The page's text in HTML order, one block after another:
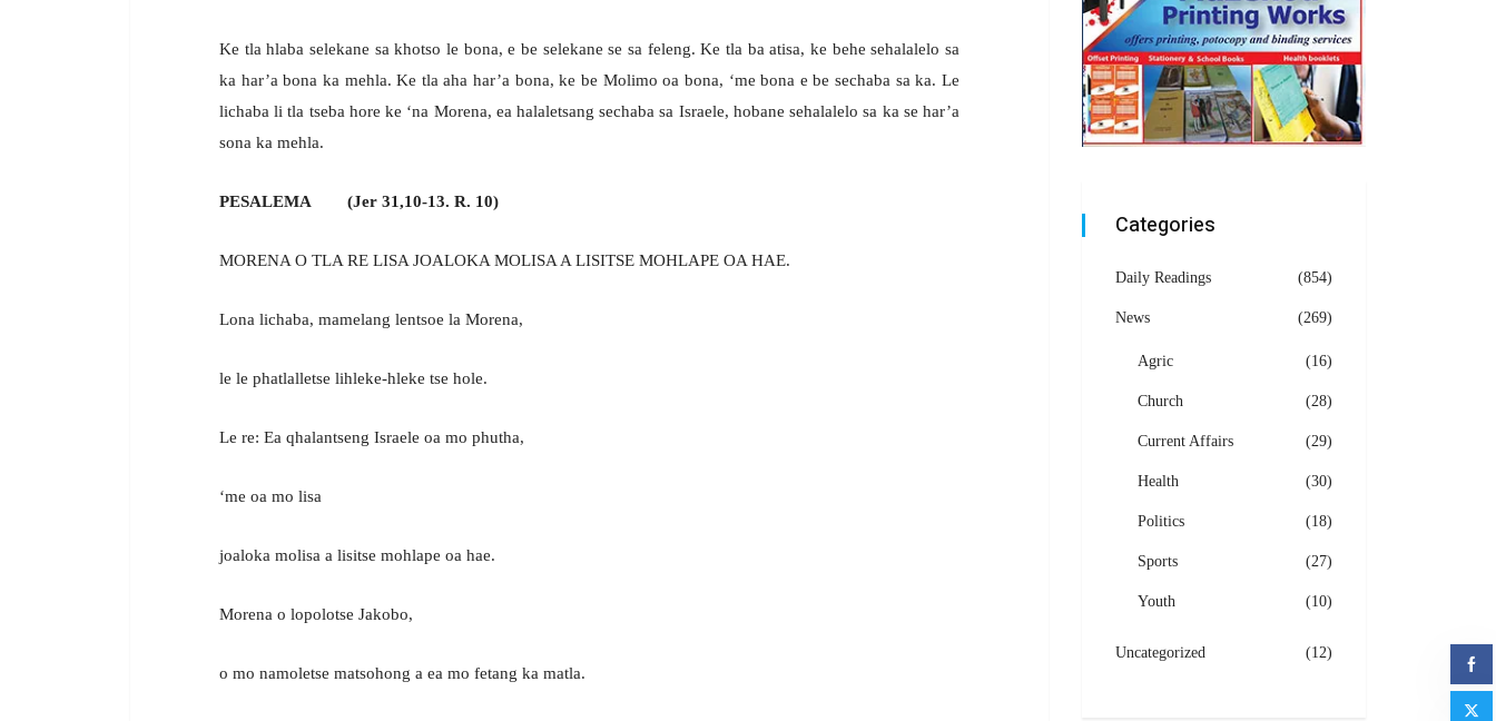
Ke tla hlaba selekane sa khotso le bona, e be selekane se sa feleng. Ke tla ba atisa, ke behe sehalalelo sa
ka har’a bona ka mehla. Ke tla aha har’a bona, ke be Molimo oa bona, ‘me bona e be sechaba sa ka. Le
lichaba li tla tseba hore ke ‘na Morena, ea halaletsang sechaba sa Israele, hobane sehalalelo sa ka se har’a
sona ka mehla.
PESALEMA (Jer 31,10-13. R. 10)
MORENA O TLA RE LISA JOALOKA MOLISA A LISITSE MOHLAPE OA HAE.
Lona lichaba, mamelang lentsoe la Morena,
le le phatlalletse lihleke-hleke tse hole.
Le re: Ea qhalantseng Israele oa mo phutha,
‘me oa mo lisa
joaloka molisa a lisitse mohlape oa hae.
Morena o lopolotse Jakobo,
o mo namoletse matsohong a ea mo fetang ka matla.
Categories
Daily Readings (854)
News (269)
Agric (16)
Church (28)
Current Affairs (29)
Health (30)
Politics (18)
Sports (27)
Youth (10)
Uncategorized (12)